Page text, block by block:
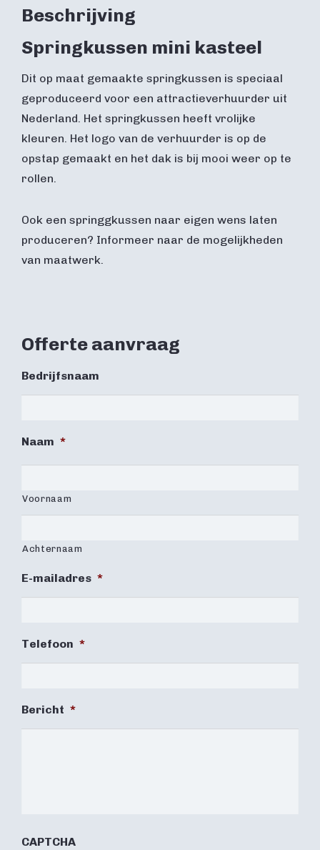
Beschrijving
Springkussen mini kasteel
Dit op maat gemaakte springkussen is speciaal
geproduceerd voor een attractieverhuurder uit
Nederland. Het springkussen heeft vrolijke
kleuren. Het logo van de verhuurder is op de
opstap gemaakt en het dak is bij mooi weer op te
rollen.
Ook een springgkussen naar eigen wens laten
produceren? Informeer naar de mogelijkheden
van maatwerk.
Offerte aanvraag
Bedrijfsnaam
Naam *
Voornaam
Achternaam
E-mailadres *
Telefoon *
Bericht *
CAPTCHA